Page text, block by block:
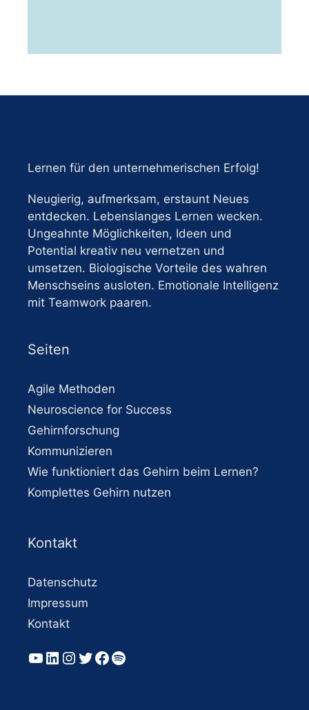
Lernen für den unternehmerischen Erfolg!
Neugierig, aufmerksam, erstaunt Neues
entdecken. Lebenslanges Lernen wecken.
Ungeahnte Möglichkeiten, Ideen und
Potential kreativ neu vernetzen und
umsetzen. Biologische Vorteile des wahren
Menschseins ausloten. Emotionale Intelligenz
mit Teamwork paaren.
Seiten
Agile Methoden
Neuroscience for Success
Gehirnforschung
Kommunizieren
Wie funktioniert das Gehirn beim Lernen?
Komplettes Gehirn nutzen
Kontakt
Datenschutz
Impressum
Kontakt
YouTube
LinkedIn
Instagram
Twitter
Facebook
Spotify